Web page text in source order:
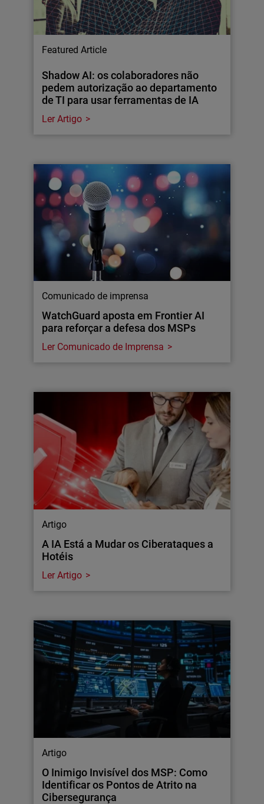
Featured Article
Shadow AI: os colaboradores não
pedem autorização ao departamento
de TI para usar ferramentas de IA
Ler Artigo
Comunicado de imprensa
WatchGuard aposta em Frontier AI
para reforçar a defesa dos MSPs
Ler Comunicado de Imprensa
Artigo
A IA Está a Mudar os Ciberataques a
Hotéis
Ler Artigo
Artigo
O Inimigo Invisível dos MSP: Como
Identificar os Pontos de Atrito na
Cibersegurança